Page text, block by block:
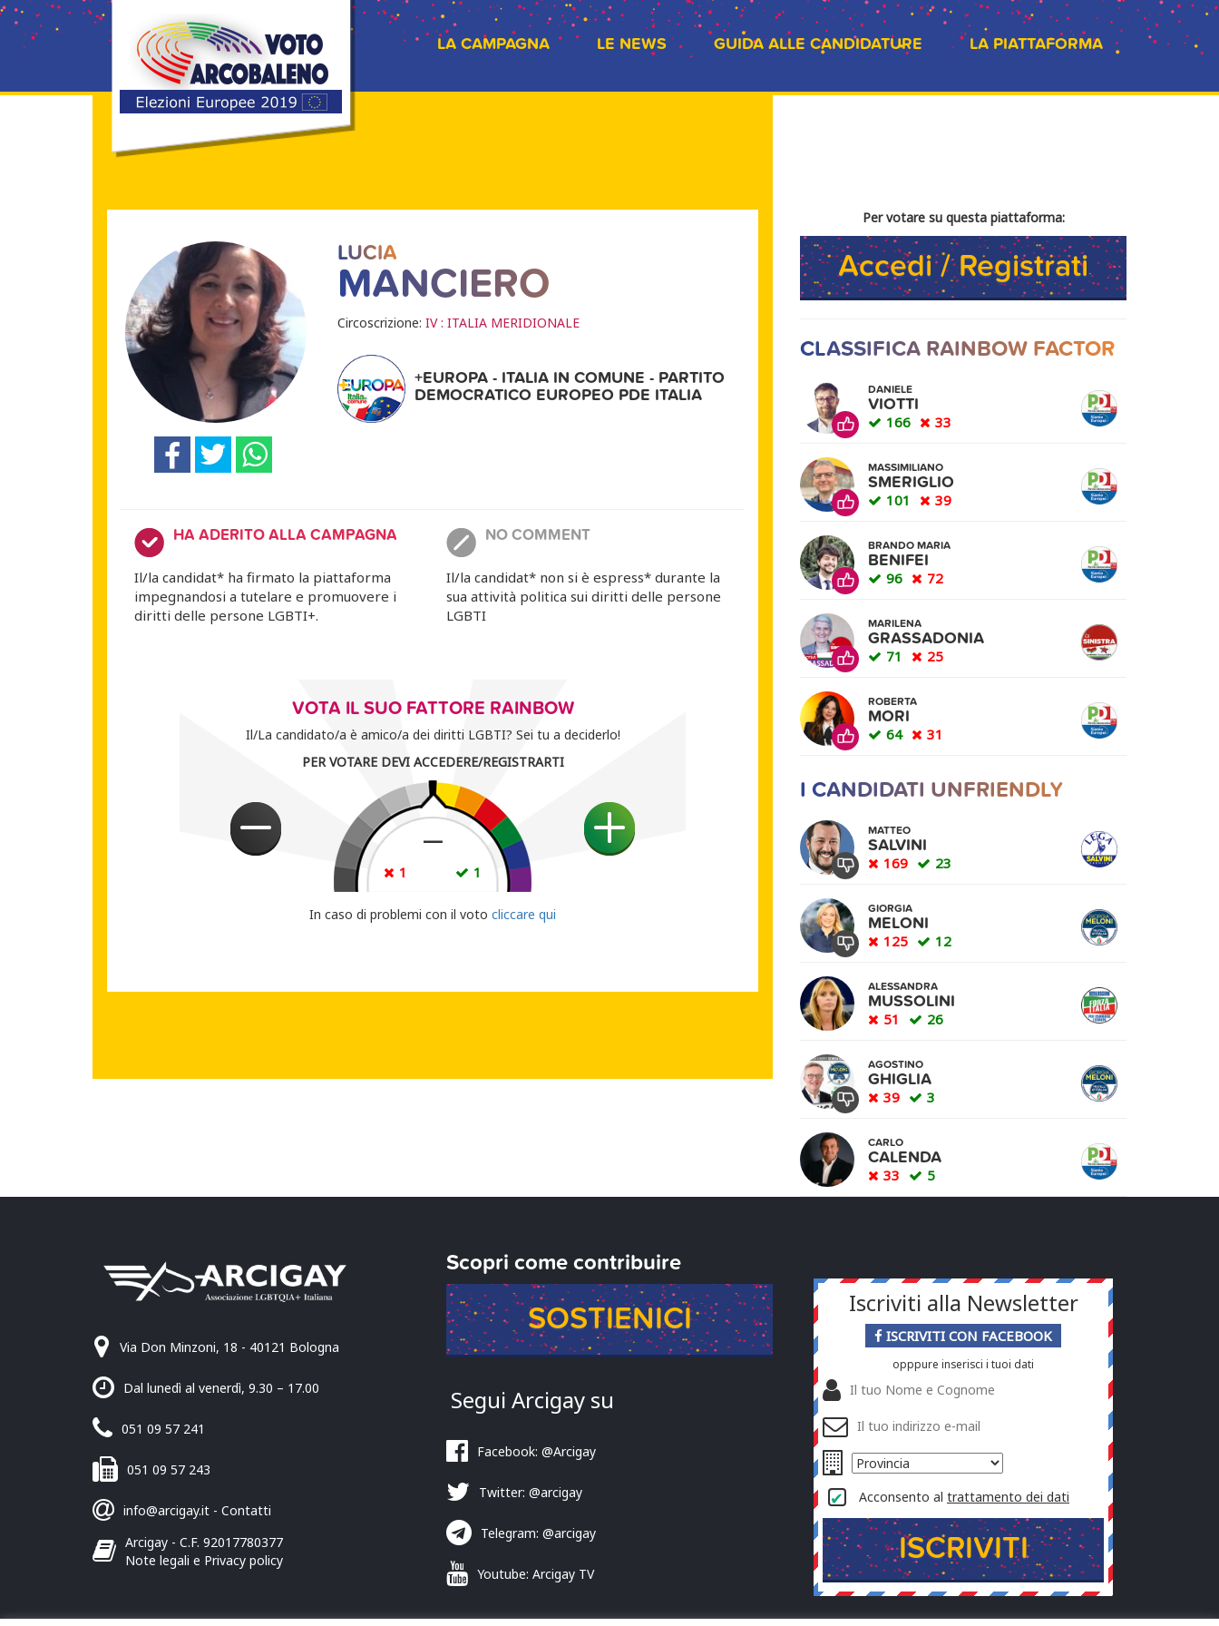
LA CAMPAGNA LE NEWS GUIDA ALLE CANDIDATURE LA PIATTAFORMA
LUCIA
MANCIERO
Circoscrizione:IV : ITALIA MERIDIONALE
+EUROPA - ITALIA IN COMUNE - PARTITO
DEMOCRATICO EUROPEO PDE ITALIA
HA ADERITO ALLA CAMPAGNA
Il/la candidat* ha firmato la piattaforma
impegnandosi a tutelare e promuovere i
diritti delle persone LGBTI+.
NO COMMENT
Il/la candidat* non si è espress* durante la
sua attività politica sui diritti delle persone
LGBTI
VOTA IL SUO FATTORE RAINBOW
Il/La candidato/a è amico/a dei diritti LGBTI? Sei tu a deciderlo!
PER VOTARE DEVI ACCEDERE/REGISTRARTI
—
1 1
CONDIVIDI IL TUO VOTO
In caso di problemi con il voto cliccare qui
Per votare su questa piattaforma:
Accedi / Registrati
CLASSIFICA RAINBOW FACTOR
DANIELE
VIOTTI
166 33
MASSIMILIANO
SMERIGLIO
101 39
BRANDO MARIA
BENIFEI
96 72
MARILENA
GRASSADONIA
71 25
ROBERTA
MORI
64 31
I CANDIDATI UNFRIENDLY
MATTEO
SALVINI
169 23
GIORGIA
MELONI
125 12
ALESSANDRA
MUSSOLINI
51 26
AGOSTINO
GHIGLIA
39 3
CARLO
CALENDA
33 5
Via Don Minzoni, 18 - 40121 Bologna
Dal lunedì al venerdì, 9.30 – 17.00
051 09 57 241
051 09 57 243
info@arcigay.it - Contatti
Arcigay - C.F. 92017780377
Note legali e Privacy policy
Scopri come contribuire
SOSTIENICI
Segui Arcigay su
Facebook: @Arcigay
Twitter: @arcigay
Telegram: @arcigay
Youtube: Arcigay TV
Iscriviti alla Newsletter
ISCRIVITI CON FACEBOOK
opppure inserisci i tuoi dati
Acconsento al trattamento dei dati